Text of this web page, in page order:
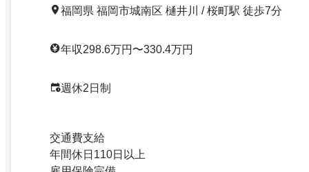
福岡県 福岡市城南区 樋井川 / 桜町駅 徒歩7分
年収298.6万円〜330.4万円
週休2日制
交通費支給
年間休日110日以上